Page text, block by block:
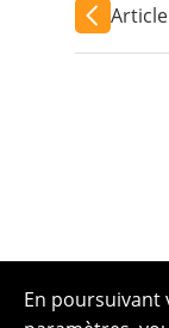
En poursuivant